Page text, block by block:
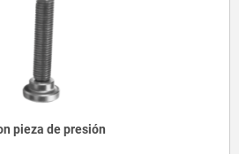
pieza de presión